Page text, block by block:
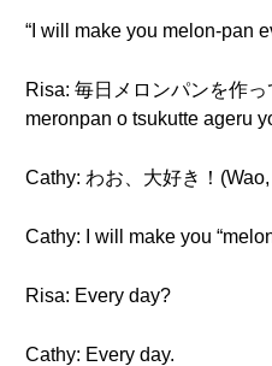
“I will make you melon-pan
Risa: 毎日メロンパンを作
meronpan o tsukutte ageru
Cathy: わお、大好き！
Cathy: I will make you
Risa: Every day?
Cathy: Every day.